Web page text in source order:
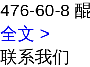
476-60-8
全文 >
联系我们